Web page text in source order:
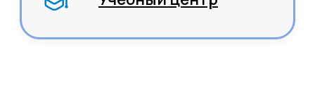
Управление